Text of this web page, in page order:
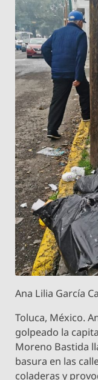
Ana Lilia García
Toluca, México.
golpeado la
Moreno Bastida
basura en las
coladeras y